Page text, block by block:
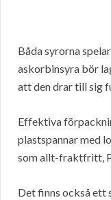
Båda syrorna
askorbinsyra bör
att den drar till sig
Effektiva
plastspannar med
som allt-fraktfritt,
Det finns också ett